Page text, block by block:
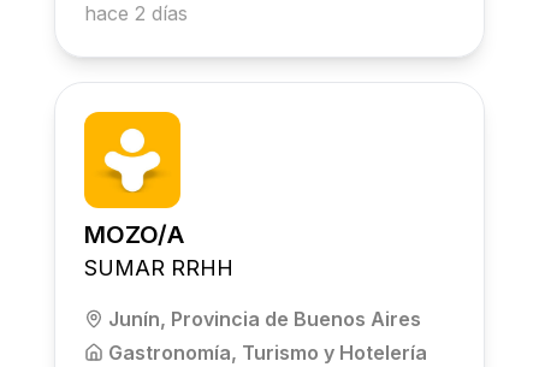
hace 2 días
MOZO/A
SUMAR RRHH
Junín, Provincia de Buenos Aires
Gastronomía, Turismo y Hotelería